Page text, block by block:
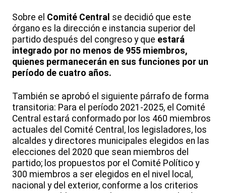
Sobre el Comité Central se decidió que este
órgano es la dirección e instancia superior del
partido después del congreso y que estará
integrado por no menos de 955 miembros,
quienes permanecerán en sus funciones por un
período de cuatro años.
También se aprobó el siguiente párrafo de forma
transitoria: Para el período 2021-2025, el Comité
Central estará conformado por los 460 miembros
actuales del Comité Central, los legisladores, los
alcaldes y directores municipales elegidos en las
elecciones del 2020 que sean miembros del
partido; los propuestos por el Comité Político y
300 miembros a ser elegidos en el nivel local,
nacional y del exterior, conforme a los criterios